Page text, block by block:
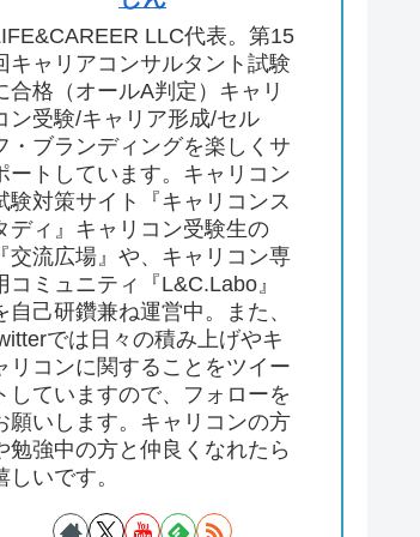
LLC代表。第15
キャリアコンサルタント試験
合格（オールA判定）キャリ
ン受験/キャリア形成/セル
・ブランディングを楽しくサ
ートしています。キャリコン
験対策サイト『キャリコンス
ディ』キャリコン受験生の
『交流広場』や、キャリコン専
コミュニティ『L&C.Labo』
自己研鑽兼ね運営中。また、
では日々の積み上げやキ
リコンに関することをツイー
していますので、フォローを
願いします。キャリコンの方
勉強中の方と仲良くなれたら
しいです。